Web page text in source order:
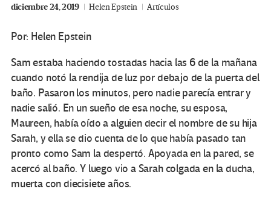
diciembre 24, 2019 Helen Epstein Artículos
Por: Helen Epstein
Sam estaba haciendo tostadas hacia las 6 de la mañana
cuando notó la rendija de luz por debajo de la puerta del
baño. Pasaron los minutos, pero nadie parecía entrar y
nadie salió. En un sueño de esa noche, su esposa,
Maureen, había oído a alguien decir el nombre de su hija
Sarah, y ella se dio cuenta de lo que había pasado tan
pronto como Sam la despertó. Apoyada en la pared, se
acercó al baño. Y luego vio a Sarah colgada en la ducha,
muerta con diecisiete años.